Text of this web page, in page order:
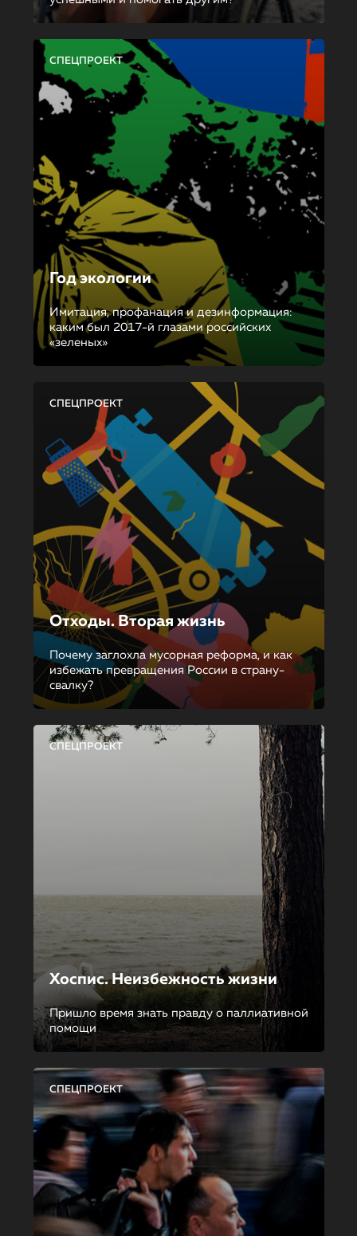
СПЕЦПРОЕКТ
Год экологии
Имитация, профанация и дезинформация:
каким был 2017-й глазами российских
«зеленых»
СПЕЦПРОЕКТ
Отходы. Вторая жизнь
Почему заглохла мусорная реформа, и как
избежать превращения России в страну-
свалку?
СПЕЦПРОЕКТ
Хоспис. Неизбежность жизни
Пришло время знать правду о паллиативной
помощи
СПЕЦПРОЕКТ